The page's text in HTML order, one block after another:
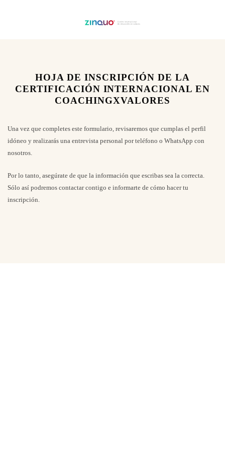
HOJA DE INSCRIPCIÓN DE LA
CERTIFICACIÓN INTERNACIONAL EN
COACHINGXVALORES
Una vez que completes este formulario, revisaremos que cumplas el perfil
idóneo y realizarás una entrevista personal por teléfono o WhatsApp con
nosotros.
Por lo tanto, asegúrate de que la información que escribas sea la correcta.
Sólo así podremos contactar contigo e informarte de cómo hacer tu
inscripción.